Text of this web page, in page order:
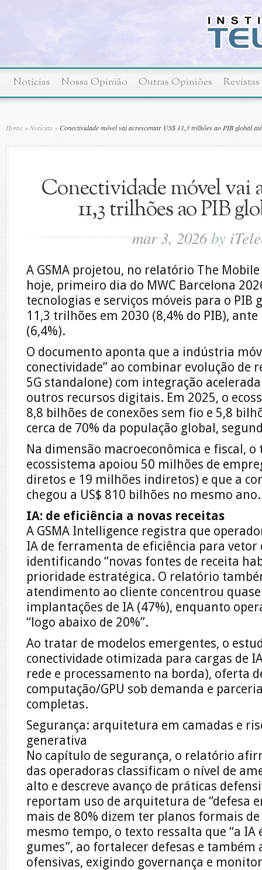
Notícias Nossa Opinião Outras Opiniões Revistas
Home » Notícias »Conectividade móvel vai acrescentar US$ 11,3 trilhões ao PIB global
Conectividade móvel vai
11,3 trilhões ao PIB
mar 3, 2026by
A GSMA projetou, no relatório The
hoje, primeiro dia do MWC Barcelona
tecnologias e serviços móveis para o PIB
11,3 trilhões em 2030 (8,4% do PIB),
(6,4%).
O documento aponta que a indústria
conectividade” ao combinar evolução de
5G standalone) com integração
outros recursos digitais. Em 2025, o
8,8 bilhões de conexões sem fio e 5,8
cerca de 70% da população global,
Na dimensão macroeconômica e fiscal,
ecossistema apoiou 50 milhões de
diretos e 19 milhões indiretos) e que a
chegou a US$ 810 bilhões no mesmo ano.
IA: de eficiência a novas receitas
A GSMA Intelligence registra que
IA de ferramenta de eficiência para vetor
identificando “novas fontes de receita
prioridade estratégica. O relatório
atendimento ao cliente concentrou
implantações de IA (47%), enquanto
“logo abaixo de 20%”.
Ao tratar de modelos emergentes, o
conectividade otimizada para cargas de
rede e processamento na borda), oferta
computação/GPU sob demanda e
completas.
Segurança: arquitetura em camadas e
generativa
No capítulo de segurança, o relatório
das operadoras classificam o nível de
alto e descreve avanço de práticas
reportam uso de arquitetura de “defesa
mais de 80% dizem ter planos formais
mesmo tempo, o texto ressalta que “a IA
gumes”, ao fortalecer defesas e também
ofensivas, exigindo governança e